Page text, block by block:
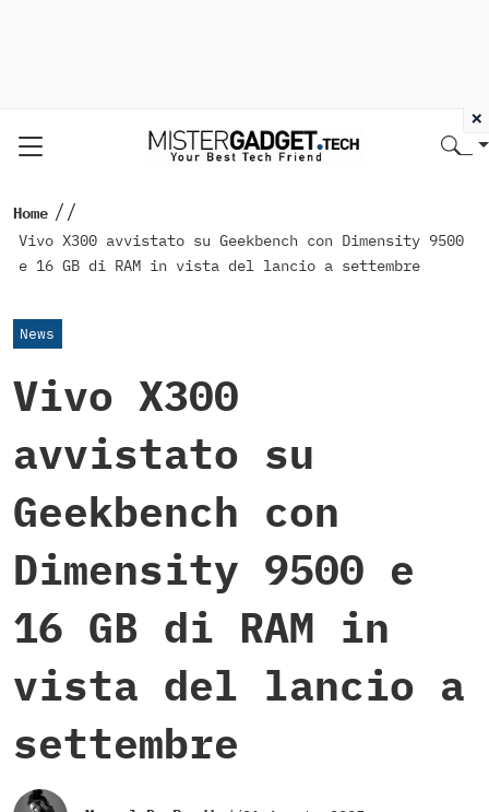
Home //
Vivo X300 avvistato su Geekbench con Dimensity 9500
e 16 GB di RAM in vista del lancio a settembre
News
Vivo X300
avvistato su
Geekbench con
Dimensity 9500 e
16 GB di RAM in
vista del lancio a
settembre
×